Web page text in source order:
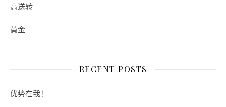
高送转
黄金
RECENT POSTS
优势在我！